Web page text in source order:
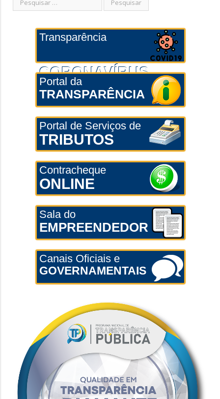
Transparência
CORONAVÍRUS
Portal da
TRANSPARÊNCIA
Portal de Serviços de
TRIBUTOS
Contracheque
ONLINE
Sala do
EMPREENDEDOR
Canais Oficiais e
GOVERNAMENTAIS